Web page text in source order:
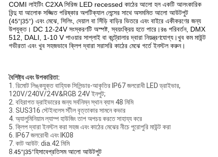
COMI লাইটিং C2XA সিরিজ LED recessed কাঠের আলো হল একটি আলংকারিক
বিন্দু যা আলোক সজ্জিত পরিষ্কার অপটিক্যাল লেন্সের সাথে অসমমিত আলো আউটপুট
(45°|35°) এবং মেঝে, সিলিং, দেয়াল বা সিঁড়ি বাড়ির ভিতরে এবং বাইরে একীকরণের জন্য
উপযুক্ত। DC 12-24V সংস্করণটি অস্পষ্ট, স্বয়ংক্রিয় হতে পারে।রঙ পরিবর্তন, DMX
512, DALI, 1-10 V পাওয়ার সাপ্লাই বা কন্ট্রোলার দ্বারা নিয়ন্ত্রণযোগ্য।খুব কম মাউন্ট
গভীরতা এবং খুব সহজভাবে ক্লিপ দ্বারা সরাসরি কাঠের মেঝে গর্তে ইনস্টল করুন।
বৈশিষ্ট্য এবং উপকারিতা:
1. রিমোট লিঙ্কযুক্ত বাহ্যিক সিলিন্ডার-আকৃতির IP67 জলরোধী LED ড্রাইভার,
120V/240V/24V&RGB 24V ইনপুট;
2. বহিরাগত ড্রাইভারের জন্য সর্বনিম্ন স্থান ব্যাস 48 মিমি
3. SUS316 স্টেইনলেস স্টীল বৃত্তাকার সামনে কভার
4. অ্যালুমিনিয়াম ল্যাম্প হাউজিং তাপ অপচয় করতে সাহায্য করে
5. ক্লিপ দ্বারা ইনস্টল করা সহজ এবং কাঠের মেঝের নীচে পুরোপুরি মাউন্ট করা
6. IP67 জলরোধী এবং IK08
7. কাট আউট: dia.42 মিমি
8.45°|35°হিসাবেপ্রতিসম আলো আউটপুট